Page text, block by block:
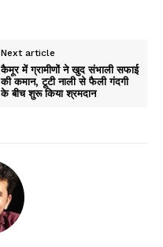
Next article
कैमूर में ग्रामीणों ने खुद संभाली सफाई
की कमान, टूटी नाली से फैली गंदगी
के बीच शुरू किया श्रमदान